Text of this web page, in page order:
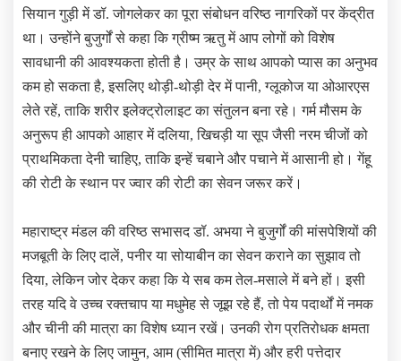
सियान गुड़ी में डॉ. जोगलेकर का पूरा संबोधन वरिष्‍ठ नागरिकों पर केंद्रीत
था। उन्‍होंने बुजुर्गों से कहा कि ग्रीष्म ऋतु में आप लोगों को विशेष
सावधानी की आवश्यकता होती है। उम्र के साथ आपको प्यास का अनुभव
कम हो सकता है, इसलिए थोड़ी-थोड़ी देर में पानी, ग्लूकोज या ओआरएस
लेते रहें, ताकि शरीर इलेक्ट्रोलाइट का संतुलन बना रहे। गर्म मौसम के
अनुरूप ही आपको आहार में दलिया, खिचड़ी या सूप जैसी नरम चीजों को
प्राथमिकता देनी चाहिए, ताकि इन्हें चबाने और पचाने में आसानी हो। गेंहू
की रोटी के स्थान पर ज्वार की रोटी का सेवन जरूर करें।
महाराष्‍ट्र मंडल की वरिष्‍ठ सभासद डॉ. अभया ने बुजुर्गों की मांसपेशियों की
मजबूती के लिए दालें, पनीर या सोयाबीन का सेवन कराने का सुझाव तो
दिया, लेकिन जोर देकर कहा कि ये सब कम तेल-मसाले में बने हों। इसी
तरह यदि वे उच्च रक्तचाप या मधुमेह से जूझ रहे हैं, तो पेय पदार्थों में नमक
और चीनी की मात्रा का विशेष ध्यान रखें। उनकी रोग प्रतिरोधक क्षमता
बनाए रखने के लिए जामुन, आम (सीमित मात्रा में) और हरी पत्तेदार